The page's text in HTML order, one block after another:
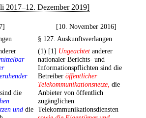
2017–12. Dezember 2019]
[10. November 2016]
§ 127. Auskunftsverlangen
die
und die
(1) [1] Ungeachtet anderer
nationaler Berichts- und
Informationspflichten sind die
Betreiber öffentlicher
Telekommunikationsnetze, die
Anbieter von öffentlich
zugänglichen
Telekommunikationsdiensten